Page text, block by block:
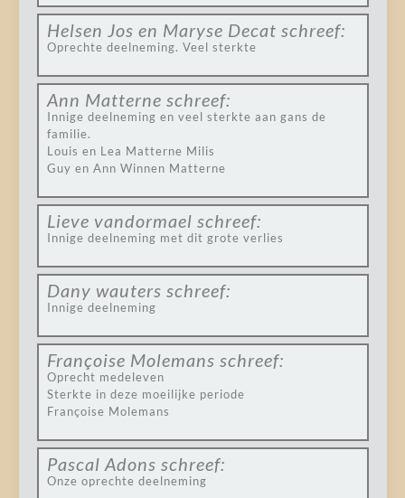
Helsen Jos en Maryse Decat schreef:
Oprechte deelneming. Veel sterkte
Ann Matterne schreef:
Innige deelneming en veel sterkte aan gans de
familie.
Louis en Lea Matterne Milis
Guy en Ann Winnen Matterne
Lieve vandormael schreef:
Innige deelneming met dit grote verlies
Dany wauters schreef:
Innige deelneming
Françoise Molemans schreef:
Oprecht medeleven
Sterkte in deze moeilijke periode
Françoise Molemans
Pascal Adons schreef:
Onze oprechte deelneming